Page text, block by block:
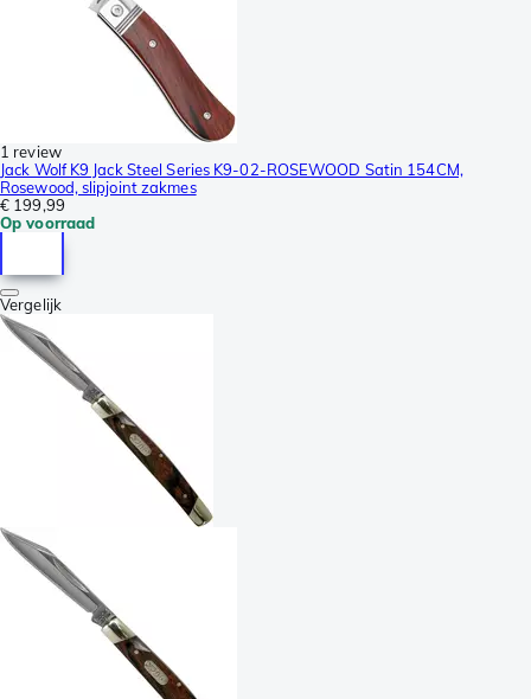
1 review
Jack Wolf K9 Jack Steel Series K9-02-ROSEWOOD Satin 154CM,
Rosewood, slipjoint zakmes
€ 199,99
Op voorraad
Vergelijk